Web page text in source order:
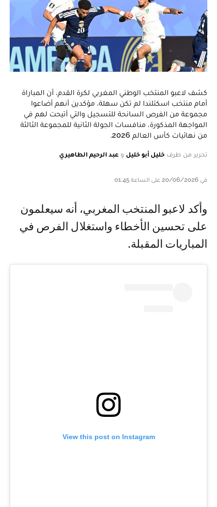
كشف لاعبو المنتخب الوطني المغربي لكرة القدم، أن المباراة
أمام منتخب اسكتلندا لم تكن سهلة، مؤكدين أنهم أضاعوا
مجموعة من الفرص السانحة للتسجيل والتي أتيحت لهم في
المواجهة المذكورة، منافسات الجولة الثانية للمجموعة الثالثة
من نهائيات كأس العالم 2026.
تحرير من طرف خليل أبو خليل و عبد الرحيم الطاهيري
في 20/06/2026 على الساعة 01:45
وأكد لاعبو المنتخب المغربي، أنه سيعلمون
على تحسين الأخطاء واستغلال الفرص في
المباريات المقبلة.
View this post on Instagram